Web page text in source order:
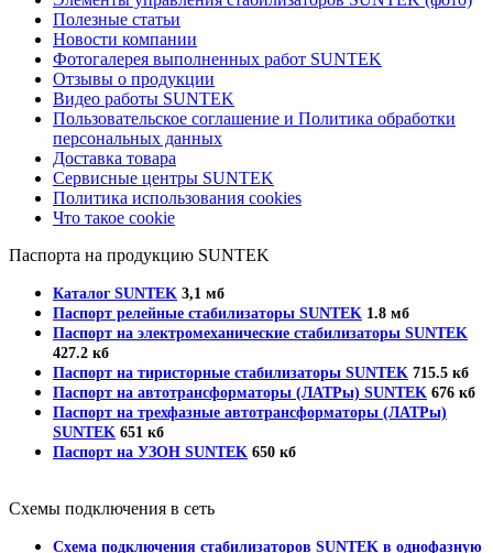
Полезные статьи
Новости компании
Фотогалерея выполненных работ SUNTEK
Отзывы о продукции
Видео работы SUNTEK
Пользовательское соглашение и Политика обработки
персональных данных
Доставка товара
Сервисные центры SUNTEK
Политика использования cookies
Что такое cookie
Паспорта на продукцию SUNTEK
Каталог SUNTEK 3,1 мб
Паспорт релейные стабилизаторы SUNTEK 1.8 мб
Паспорт на электромеханические стабилизаторы SUNTEK
427.2 кб
Паспорт на тиристорные стабилизаторы SUNTEK 715.5 кб
Паспорт на автотрансформаторы (ЛАТРы) SUNTEK 676 кб
Паспорт на трехфазные автотрансформаторы (ЛАТРы)
SUNTEK 651 кб
Паспорт на УЗОН SUNTEK 650 кб
Схемы подключения в сеть
Схема подключения стабилизаторов SUNTEK в однофазную